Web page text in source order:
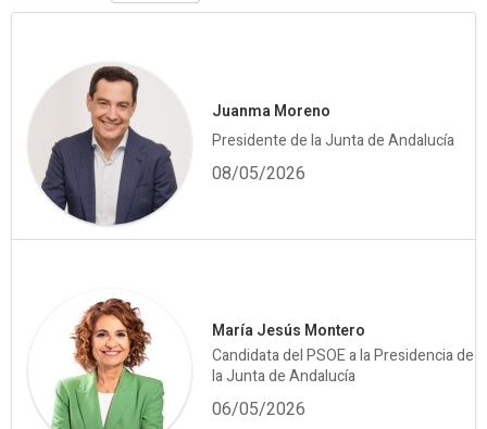
Juanma Moreno
Presidente de la Junta de Andalucía
08/05/2026
María Jesús Montero
Candidata del PSOE a la Presidencia de
la Junta de Andalucía
06/05/2026